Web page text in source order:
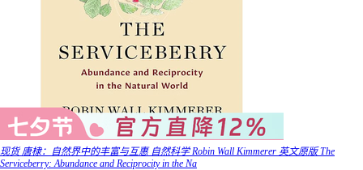
现货 唐棣：自然界中的丰富与互惠 自然科学 Robin Wall Kimmerer 英文原版 The
Serviceberry: Abundance and Reciprocity in the Na